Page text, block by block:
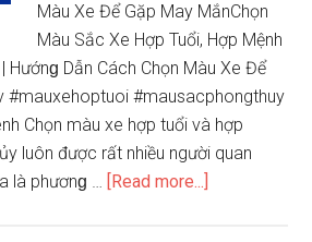
Màu Xe Để Gặp May MắnChọn
Màu Sắc Xe Hợp Tuổi, Hợp Mệnh
Hướnɡ Dẫn Cách Chọn Màu Xe Để
#mauxehoptuoi #mausacphongthuy
Chọn màu xe hợp tuổi và hợp
luôn được rất nhiều người quan
là phươnɡ … [Read more...]